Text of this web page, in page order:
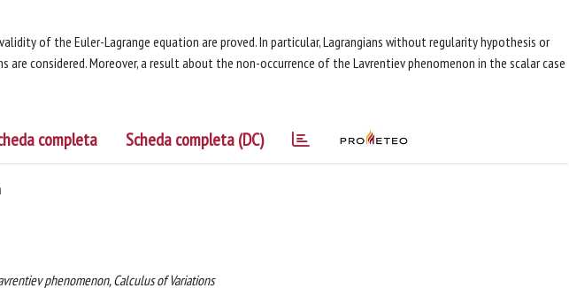
of the Euler-Lagrange equation are proved. In particular, Lagrangians without regularity hypothesis or
considered. Moreover, a result about the non-occurrence of the Lavrentiev phenomenon in the scalar case
completa Scheda completa (DC)
phenomenon, Calculus of Variations